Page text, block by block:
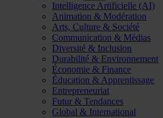
Intelligence Artificielle (AI)
Animation & Modération
Arts, Culture & Société
Communication & Médias
Diversité & Inclusion
Durabilité & Environnement
Économie & Finance
Éducation & Apprentissage
Entrepreneuriat
Futur & Tendances
Global & International